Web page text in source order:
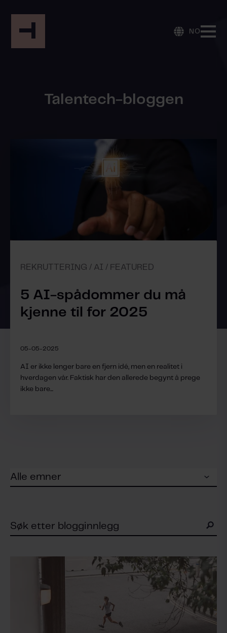
NO
Talentech-bloggen
REKRUTTERING / AI / FEATURED
5 AI-spådommer du må
kjenne til for 2025
05-05-2025
AI er ikke lenger bare en fjern idé, men en realitet i
hverdagen vår. Faktisk har den allerede begynt å prege
ikke bare...